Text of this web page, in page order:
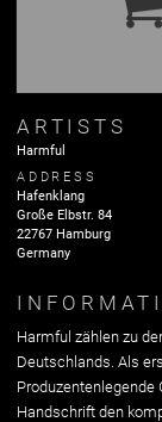
ARTISTS
Harmful
ADDRESS
Hafenklang
Große Elbstr. 84
22767 Hamburg
Germany
Harmful zählen zu
Deutschlands. Als
Produzentenlegende
Handschrift den